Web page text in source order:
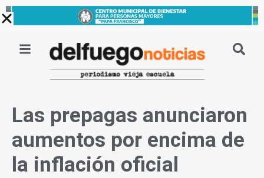
Ir
al
Las prepagas anunciaron
aumentos por encima de
la inflación oficial